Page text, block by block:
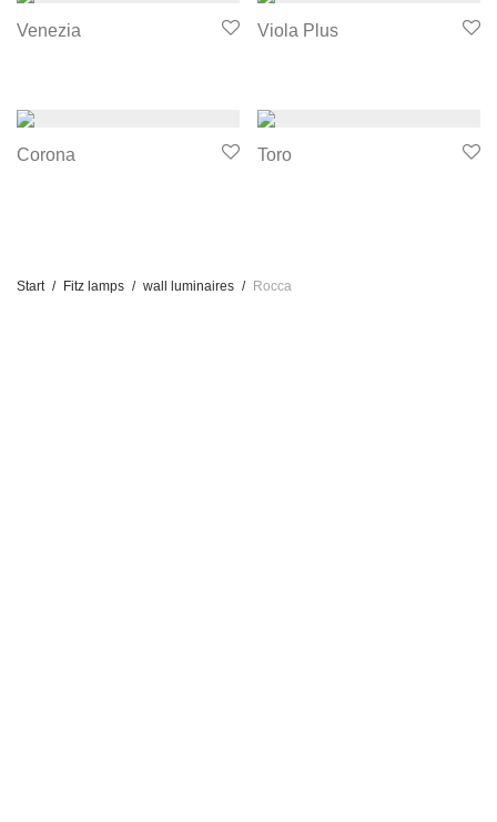
Venezia Viola Plus
Corona Toro
Start / Fitz lamps / wall luminaires / Rocca